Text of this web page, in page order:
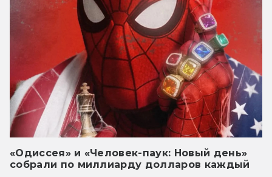
«Одиссея» и «Человек-паук: Новый день»
собрали по миллиарду долларов каждый